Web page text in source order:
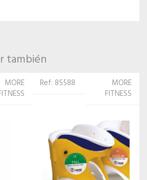
también
MORE
Ref: 7801
MORE
FITNESS